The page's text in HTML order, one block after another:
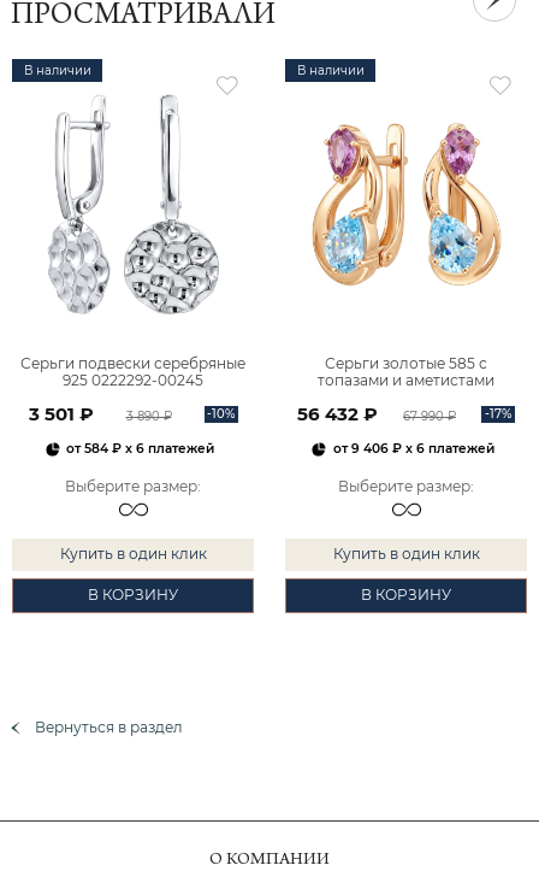
ПРОСМАТРИВАЛИ
В наличии
Серьги подвески серебряные
925 0222292-00245
3 501 ₽ 3 890 ₽ -10%
от584 ₽ x 6 платежей
Выберите размер:
Купить в один клик
В КОРЗИНУ
В наличии
Серьги золотые 585 с
топазами и аметистами
56 432 ₽ 67 990 ₽ -17%
от9 406 ₽x 6 платежей
Выберите размер:
Купить в один клик
В КОРЗИНУ
Вернуться в раздел
О КОМПАНИИ